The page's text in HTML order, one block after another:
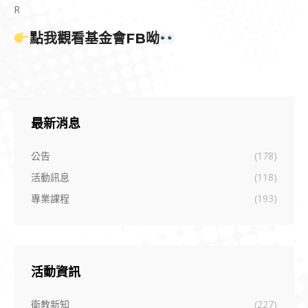
R
點我觀看基金會FB呦
最新消息
公告
(178)
活動訊息
(118)
專業課程
(193)
活動資訊
衛教新知 (227)